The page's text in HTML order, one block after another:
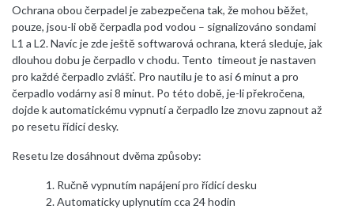
Ochrana obou čerpadel je zabezpečena tak, že mohou běžet,
pouze, jsou-li obě čerpadla pod vodou – signalizováno sondami
L1 a L2. Navíc je zde ještě softwarová ochrana, která sleduje, jak
dlouhou dobu je čerpadlo v chodu. Tento timeout je nastaven
pro každé čerpadlo zvlášť. Pro nautilu je to asi 6 minut a pro
čerpadlo vodárny asi 8 minut. Po této době, je-li překročena,
dojde k automatickému vypnutí a čerpadlo lze znovu zapnout až
po resetu řídicí desky.
Resetu lze dosáhnout dvěma způsoby:
Ručně vypnutím napájení pro řídicí desku
Automaticky uplynutím cca 24 hodin